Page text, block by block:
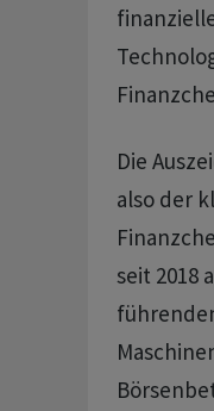
Die
also der
seit 2018